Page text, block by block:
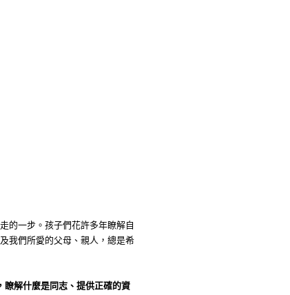
的一步。孩子們花許多年瞭解自
我們所愛的父母、親人，總是希
瞭解什麼是同志、提供正確的資